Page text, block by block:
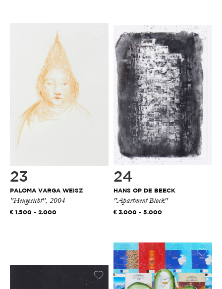
23
PALOMA VARGA WEISZ
"Heugesicht", 2004
1.500 - 2.000
24
HANS OP DE BEECK
"Apartment Block"
3.000 - 5.000